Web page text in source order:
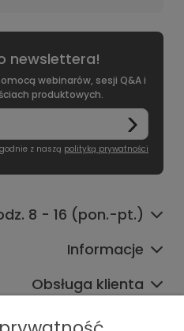
newslettera!
webinarów, sesji Q&A i
produktowych.
z naszą polityką prywatności
8 - 16 (pon.-pt.)
Informacje
Obsługa klienta
Współpraca